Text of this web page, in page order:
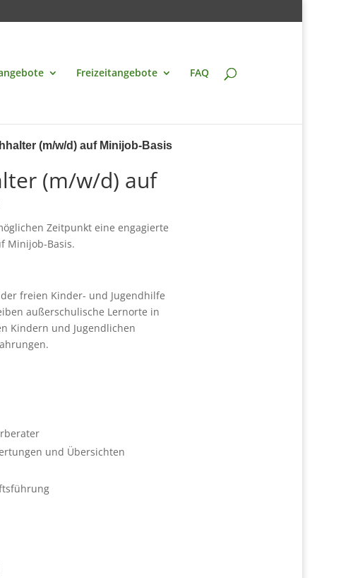
Freizeitangebote FAQ
(m/w/d) auf Minijob-Basis
(m/w/d) auf
Zeitpunkt eine engagierte
Minijob-Basis.
freien Kinder- und Jugendhilfe
außerschulische Lernorte in
Kindern und Jugendlichen
und Übersichten